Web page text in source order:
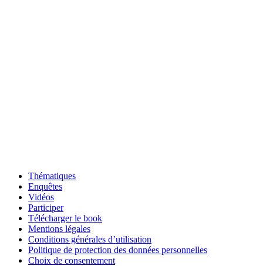
Thématiques
Enquêtes
Vidéos
Participer
Télécharger le book
Mentions légales
Conditions générales d’utilisation
Politique de protection des données personnelles
Choix de consentement